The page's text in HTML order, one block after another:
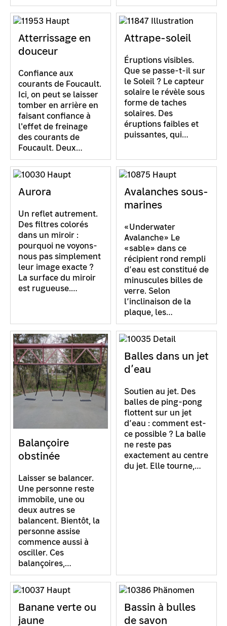
Atterrissage en
douceur
Confiance aux
courants de Foucault.
Ici, on peut se laisser
tomber en arrière en
faisant confiance à
l'effet de freinage
des courants de
Foucault. Deux…
Attrape-soleil
Éruptions visibles.
Que se passe-t-il sur
le Soleil ? Le capteur
solaire le révèle sous
forme de taches
solaires. Des
éruptions faibles et
puissantes, qui…
Aurora
Un reflet autrement.
Des filtres colorés
dans un miroir :
pourquoi ne voyons-
nous pas simplement
leur image exacte ?
La surface du miroir
est rugueuse.…
Avalanches sous-
marines
«Underwater
Avalanche» Le
«sable» dans ce
récipient rond rempli
d’eau est constitué de
minuscules billes de
verre. Selon
l’inclinaison de la
plaque, les…
Balançoire
obstinée
Laisser se balancer.
Une personne reste
immobile, une ou
deux autres se
balancent. Bientôt, la
personne assise
commence aussi à
osciller. Ces
balançoires,…
Balles dans un jet
d’eau
Soutien au jet. Des
balles de ping-pong
flottent sur un jet
d’eau : comment est-
ce possible ? La balle
ne reste pas
exactement au centre
du jet. Elle tourne,…
Banane verte ou
jaune
Bassin à bulles
de savon